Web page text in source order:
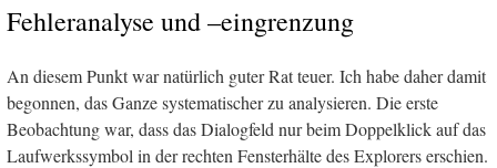
Fehleranalyse und –eingrenzung
An diesem Punkt war natürlich guter Rat teuer. Ich habe daher damit
begonnen, das Ganze systematischer zu analysieren. Die erste
Beobachtung war, dass das Dialogfeld nur beim Doppelklick auf das
Laufwerkssymbol in der rechten Fensterhälte des Explorers erschien.